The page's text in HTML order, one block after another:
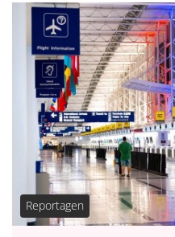
Reportagen